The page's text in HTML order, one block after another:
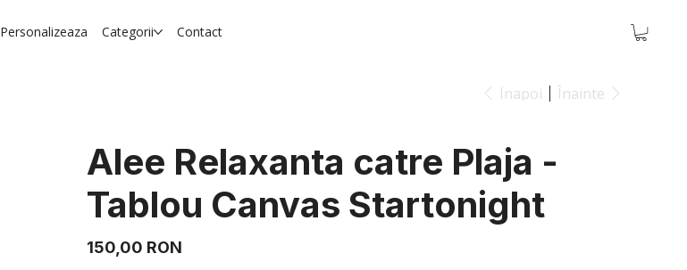
Personalizeaza Categorii Contact
Înapoi Înainte
Alee Relaxanta catre Plaja -
Tablou Canvas Startonight
Preț
150,00 RON